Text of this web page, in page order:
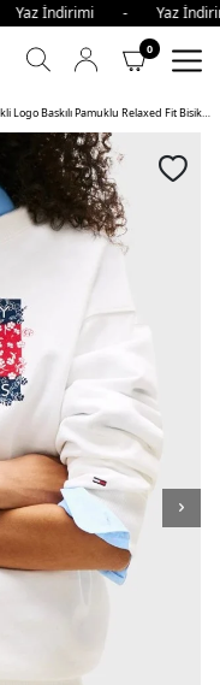
İndirimi - Yaz
0
Tommy Jeans Çiçekli Logo Baskılı Pamuklu Relaxed Fit Bisiklet Yaka Bayan Sweat YBL